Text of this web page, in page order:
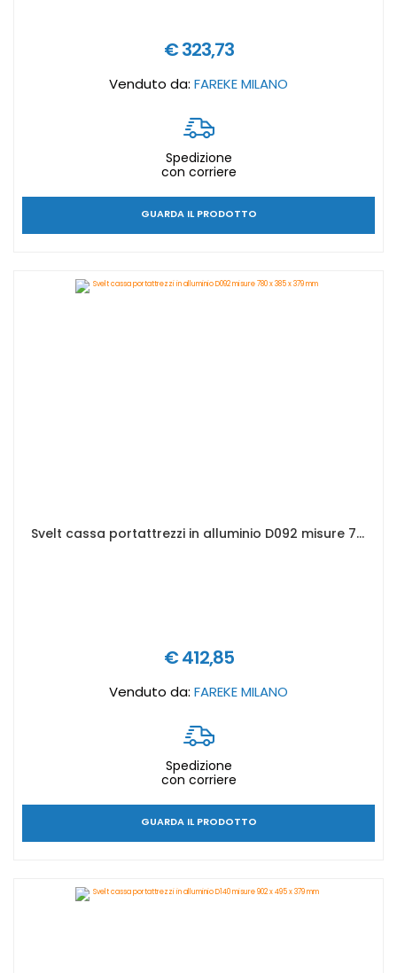
€ 323,73
Venduto da: FAREKE MILANO
Spedizione
con corriere
GUARDA IL PRODOTTO
Svelt cassa portattrezzi in alluminio D092 misure 780 x 385 x 379 mm
€ 412,85
Venduto da: FAREKE MILANO
Spedizione
con corriere
GUARDA IL PRODOTTO